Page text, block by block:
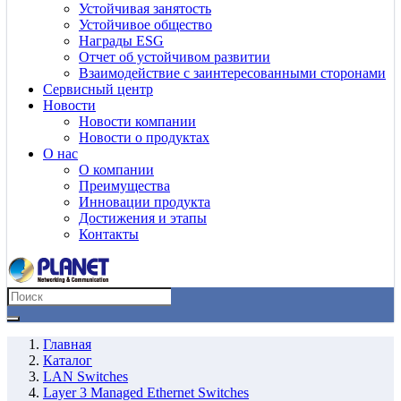
Устойчивая занятость
Устойчивое общество
Награды ESG
Отчет об устойчивом развитии
Взаимодействие с заинтересованными сторонами
Сервисный центр
Новости
Новости компании
Новости о продуктах
О нас
О компании
Преимущества
Инновации продукта
Достижения и этапы
Контакты
Главная
Каталог
LAN Switches
Layer 3 Managed Ethernet Switches